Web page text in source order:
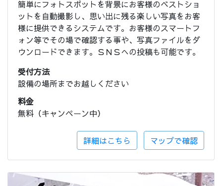
簡単にフォトスポットを背景にお客様のベストショ
ットを自動撮影し、思い出に残る楽しい写真をお客
様に提供できるシステムです。お客様のスマートフ
ォン等でその場で確認する事や、写真ファイルをダ
ウンロードできます。ＳＮＳへの投稿も可能です。
受付方法
設備の場所までお越しください
料金
無料（キャンペーン中）
詳細はこちら マップで確認